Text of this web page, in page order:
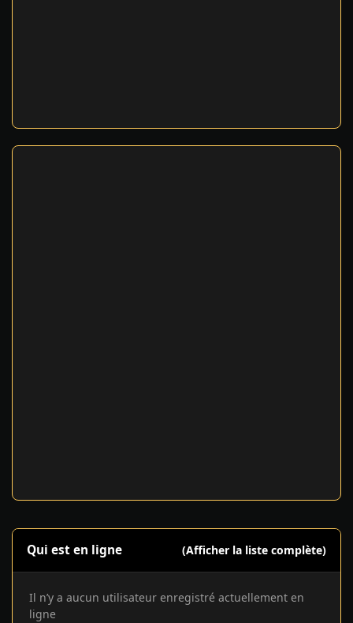
Qui est en ligne (Afficher la liste complète)
Il n’y a aucun utilisateur enregistré actuellement en
ligne